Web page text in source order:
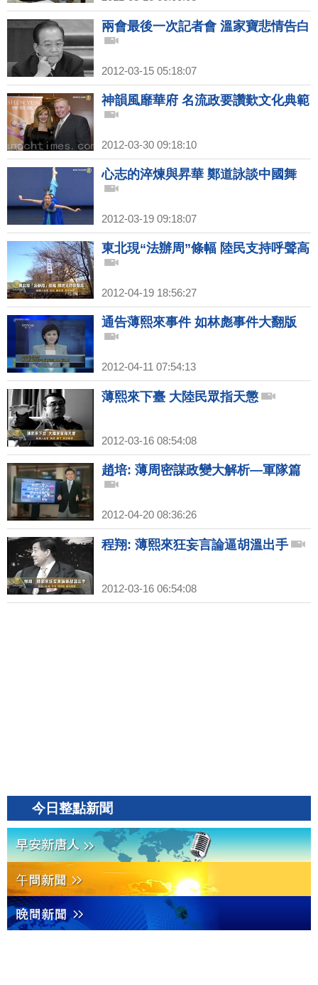
兩會最後一次記者會 溫家寶悲情告白
2012-03-15 05:18:07
神韻風靡華府 名流政要讚歎文化典範
2012-03-30 09:18:10
心志的淬煉與昇華 鄭道詠談中國舞
2012-03-19 09:18:07
東北現“法辦周”條幅 陸民支持呼聲高
2012-04-19 18:56:27
通告薄熙來事件 如林彪事件大翻版
2012-04-11 07:54:13
薄熙來下臺 大陸民眾指天懲
2012-03-16 08:54:08
趙培: 薄周密謀政變大解析—軍隊篇
2012-04-20 08:36:26
程翔: 薄熙來狂妄言論逼胡溫出手
2012-03-16 06:54:08
今日整點新聞